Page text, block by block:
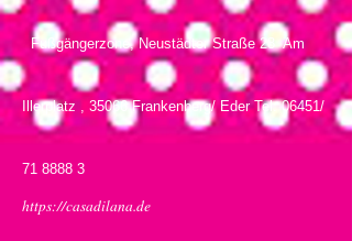
Fußgängerzone, Neustädter Straße 28 Am
Illerplatz , 35066 Frankenberg/ Eder Tel. 06451/
71 8888 3
https://casadilana.de